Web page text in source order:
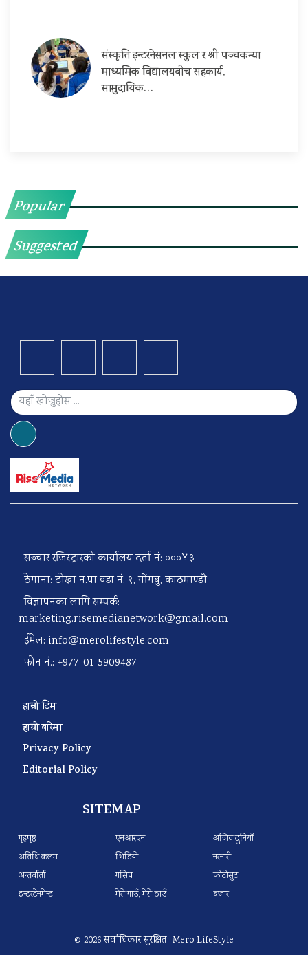
संस्कृति इन्टरनेसनल स्कुल र श्री पञ्चकन्या
माध्यमिक विद्यालयबीच सहकार्य,
सामुदायिक…
Popular
Suggested
सञ्चार रजिस्ट्रारको कार्यालय दर्ता नं: ०००४३
ठेगाना: टोखा न.पा वडा नं. ९, गोंगबु, काठमाण्डौ
विज्ञापनका लागि सम्पर्क:
marketing.risemedianetwork@gmail.com
ईमेल: info@merolifestyle.com
फोन नं.: +977-01-5909487
हाम्रो टिम
हाम्रो बारेमा
Privacy Policy
Editorial Policy
SITEMAP
गृहपृष्ठ
अतिथि कलम
अन्तर्वार्ता
इन्टरटेनमेन्ट
एनआरएन
भिडियो
गसिप
मेरो गाउँ, मेरो ठाउँ
अजिव दुनियाँ
नरनारी
फोटोसुट
बजार
© 2026 सर्वाधिकार सुरक्षित Mero LifeStyle